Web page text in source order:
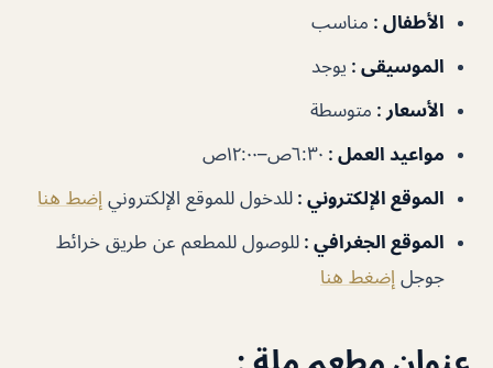
الأطفال : مناسب
الموسيقى : يوجد
الأسعار : متوسطة
مواعيد العمل : ٦:٣٠ص–١٢:٠٠ص
الموقع الإلكتروني : للدخول للموقع الإلكتروني إضط هنا
الموقع الجغرافي : للوصول للمطعم عن طريق خرائط
جوجل إضغط هنا